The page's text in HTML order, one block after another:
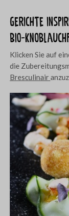
Gerichte
Bio-
Klicken Sie auf
die
Bresculinair